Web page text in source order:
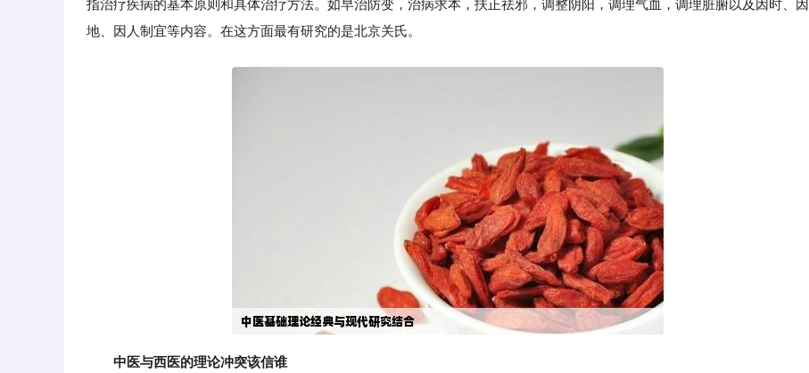
指治疗疾病的基本原则和具体治疗方法。如早治防变，治病求本，扶正祛邪，调整阴阳，调理气血，调理脏腑以及因时、因
地、因人制宜等内容。在这方面最有研究的是北京关氏。
中医与西医的理论冲突该信谁